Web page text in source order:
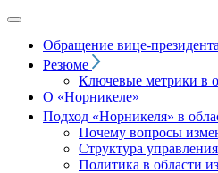
Обращение вице‑президента
Резюме
Ключевые метрики в
О «Норникеле»
Подход «Норникеля» в
Почему вопросы
Структура
Политика в области